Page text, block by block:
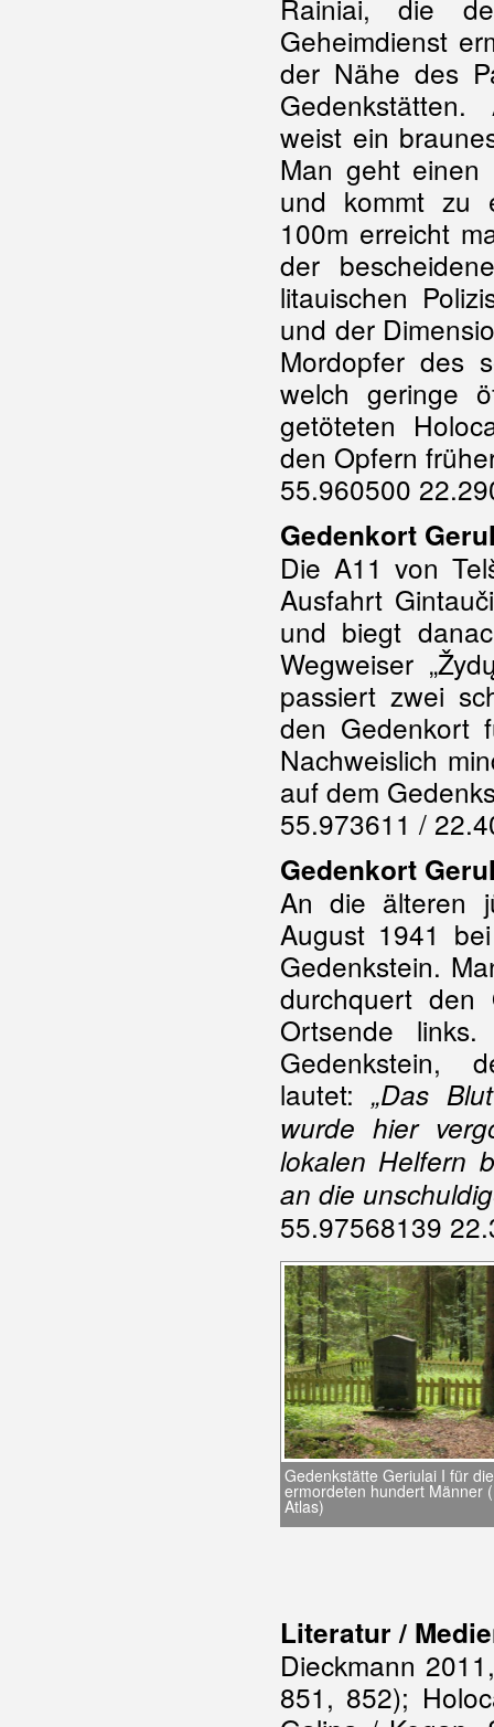
Rainiai, die
Geheimdienst
der Nähe des
weist ein
Man geht einen
und kommt zu
100m erreicht
der
litauischen
und der
Mordopfer des
welch geringe
getöteten
den Opfern
55.960500
Gedenkort
Die A11 von
Ausfahrt
und biegt
Wegweiser
passiert zwei
den Gedenkort
Nachweislich
auf dem
55.973611 /
Gedenkort
An die älteren
August 1941
Gedenkstein.
durchquert
Ortsende
Gedenkstein,
lautet: „Das
wurde hier
lokalen Helfern
an die
55.97568139
Gedenkstätte Geriulai I für die
ermordeten hundert Männer
Atlas)
Literatur /
Dieckmann
851, 852);